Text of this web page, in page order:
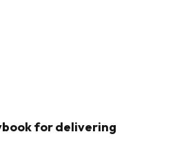
for delivering